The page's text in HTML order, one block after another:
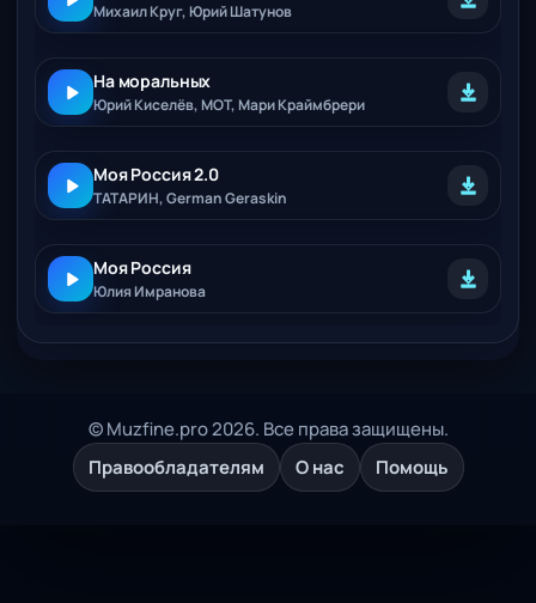
Михаил Круг, Юрий Шатунов
На моральных
Юрий Киселёв, МОТ, Мари Краймбрери
Моя Россия 2.0
ТАТАРИН, German Geraskin
Моя Россия
Юлия Имранова
© Muzfine.pro 2026. Все права защищены.
Правообладателям
О нас Помощь